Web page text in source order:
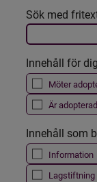
Filtrera
Det här
Sök med
Innehåll för
Möter
Är adopterad
Innehåll som
Information
Lagstiftning